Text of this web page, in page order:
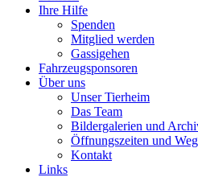
Ihre Hilfe
Spenden
Mitglied werden
Gassigehen
Fahrzeugsponsoren
Über uns
Unser Tierheim
Das Team
Bildergalerien und
Öffnungszeiten und
Kontakt
Links